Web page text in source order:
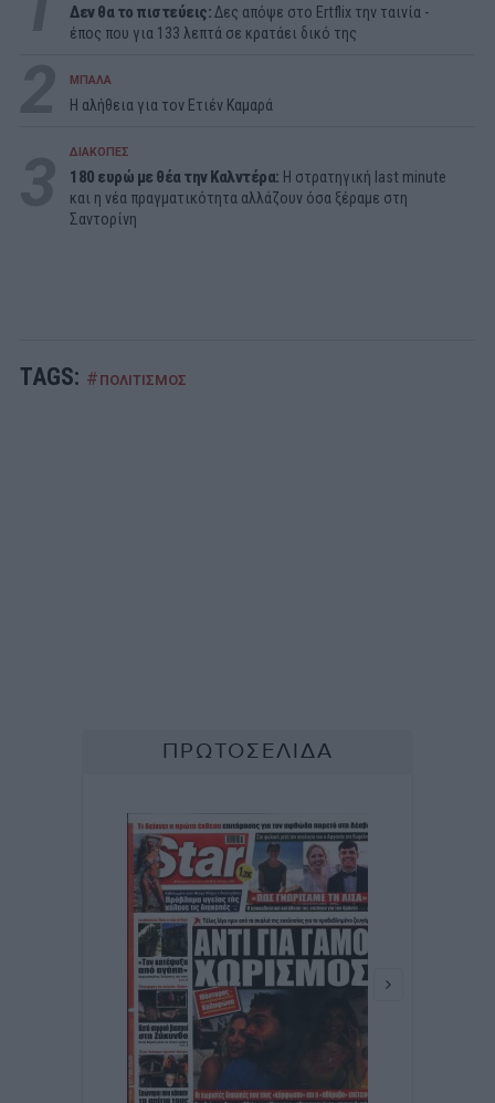
Δεν θα το πιστεύεις:Δες απόψε στο Ertflix την ταινία -
έπος που για 133 λεπτά σε κρατάει δικό της
ΜΠΑΛΑ
Η αλήθεια για τον Ετιέν Καμαρά
ΔΙΑΚΟΠΕΣ
180 ευρώ με θέα την Καλντέρα: Η στρατηγική last minute
και η νέα πραγματικότητα αλλάζουν όσα ξέραμε στη
Σαντορίνη
TAGS: # ΠΟΛΙΤΙΣΜΟΣ